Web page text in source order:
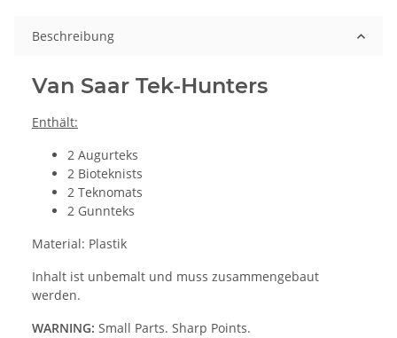
Beschreibung
Van Saar Tek-Hunters
Enthält:
2 Augurteks
2 Bioteknists
2 Teknomats
2 Gunnteks
Material: Plastik
Inhalt ist unbemalt und muss zusammengebaut
werden.
WARNING: Small Parts. Sharp Points.